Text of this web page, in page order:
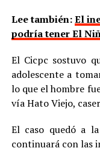
Lee también:El
podría tener El
El Cicpc sostuvo
adolescente a
lo que el hombre
vía Hato Viejo,
El caso quedó a
continuará con las